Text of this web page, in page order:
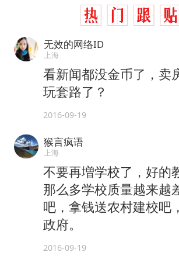
无效的网络ID
上海
看新闻都没金币了，卖
玩套路了？
2016-09-19
猴言疯语
上海
不要再増学校了，好的
那么多学校质量越来越
吧，拿钱送农村建校吧
政府。
2016-09-19